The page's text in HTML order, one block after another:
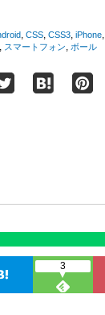
, CSS, CSS3, iPhone,
, スマートフォン, ボール
3